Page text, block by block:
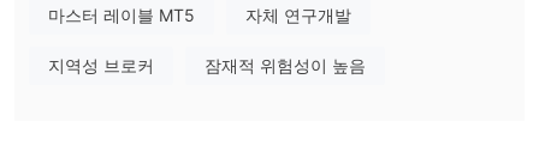
규제되었는지 여부입니다. CARLTON은규제되지 않은
음을 의미합니다. 투자자는 CARLTON을 신중히 선택해야 합니다.
마스터 레이블 MT5 자체 연구개발
지역성 브로커 잠재적 위험성이 높음